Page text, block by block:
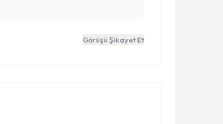
kadar süreç çok rahat
bir problem yaşamadım
Görüşü Şikayet Et